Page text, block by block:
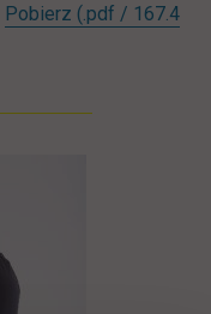
Pobierz (.pdf / 167.4